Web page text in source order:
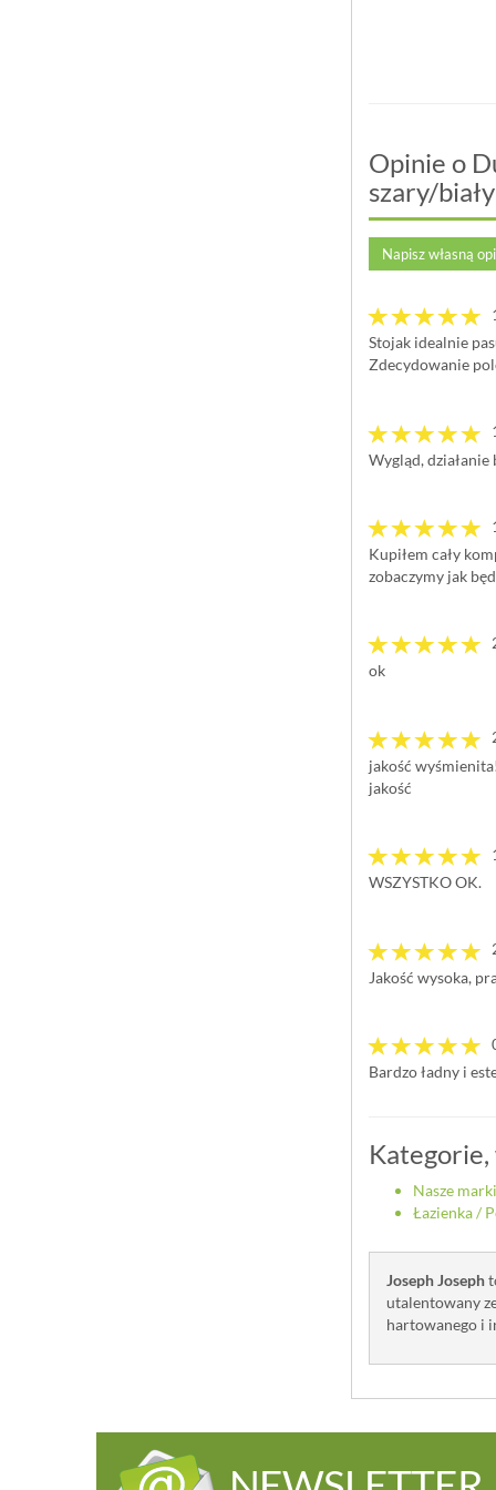
Opinie o
szary/biały
Napisz własną
Stojak idealnie
Zdecydowanie
Wygląd, działanie
Kupiłem cały
zobaczymy jak
ok
jakość
jakość
WSZYSTKO OK.
Jakość wysoka,
Bardzo ładny i
Nasze marki
Łazienka/
Joseph Joseph
utalentowany
hartowanego i